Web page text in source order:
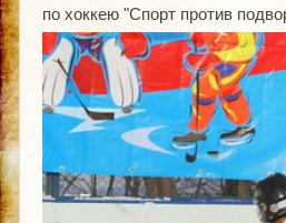
по хоккею "Спорт против